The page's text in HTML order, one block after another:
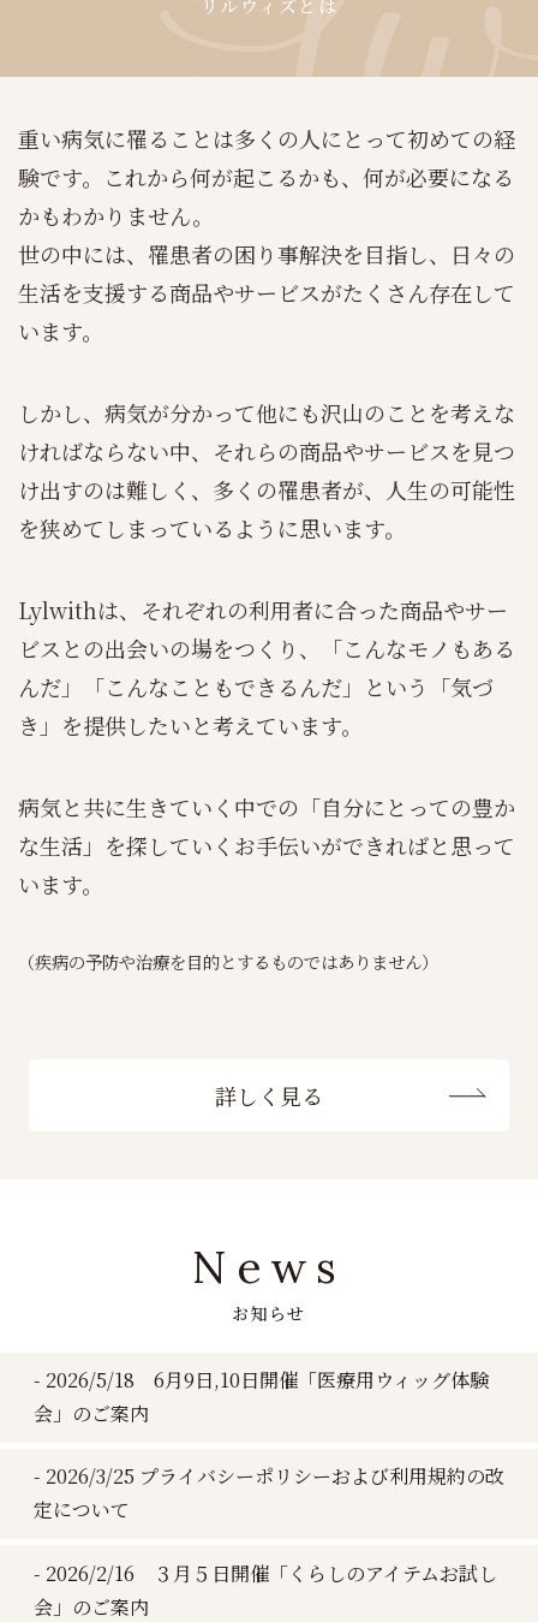
リルウィズとは
重い病気に罹ることは多くの人にとって初めての経
験です。これから何が起こるかも、何が必要になる
かもわかりません。
世の中には、罹患者の困り事解決を目指し、日々の
生活を支援する商品やサービスがたくさん存在して
います。
しかし、病気が分かって他にも沢山のことを考えな
ければならない中、それらの商品やサービスを見つ
け出すのは難しく、多くの罹患者が、人生の可能性
を狭めてしまっているように思います。
Lylwithは、それぞれの利用者に合った商品やサー
ビスとの出会いの場をつくり、「こんなモノもある
んだ」「こんなこともできるんだ」という「気づ
き」を提供したいと考えています。
病気と共に生きていく中での「自分にとっての豊か
な生活」を探していくお手伝いができればと思って
います。
（疾病の予防や治療を目的とするものではありません）
詳しく見る
News
お知らせ
2026/5/18 6月9日,10日開催「医療用ウィッグ体験
会」のご案内
2026/3/25 プライバシーポリシーおよび利用規約の改
定について
2026/2/16 ３月５日開催「くらしのアイテムお試し
会」のご案内